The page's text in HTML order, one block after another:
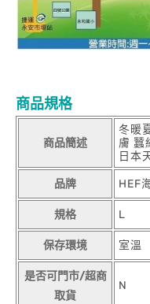
商品規格
商品簡述
冬暖
膚 蠶
日本
品牌 HEF
規格 L
保存環境 室溫
是否可門市/超商
取貨
N